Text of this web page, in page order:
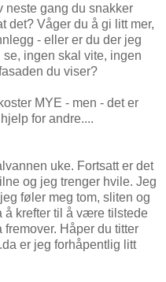
neste gang du snakker
det? Våger du å gi litt mer,
- eller er du der jeg
ingen skal vite, ingen
du viser?
MYE - men - det er
for andre....
uke. Fortsatt er det
og jeg trenger hvile. Jeg
føler meg tom, sliten og
å krefter til å være tilstede
fremover. Håper du titter
er jeg forhåpentlig litt